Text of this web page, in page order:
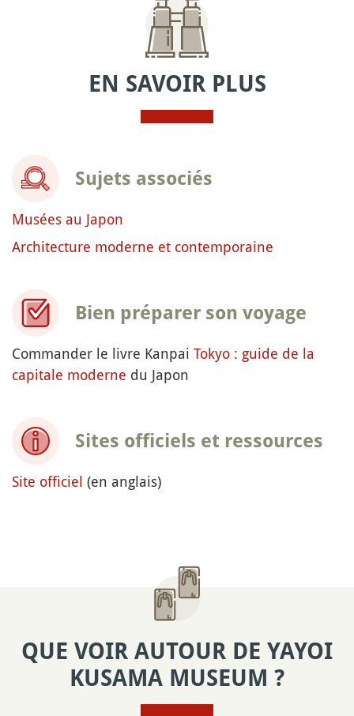
EN SAVOIR PLUS
Sujets associés
Musées au Japon
Architecture moderne et contemporaine
Bien préparer son voyage
Commander le livre Kanpai Tokyo : guide de la
capitale moderne du Japon
Sites officiels et ressources
Site officiel (en anglais)
QUE VOIR AUTOUR DE YAYOI
KUSAMA MUSEUM ?